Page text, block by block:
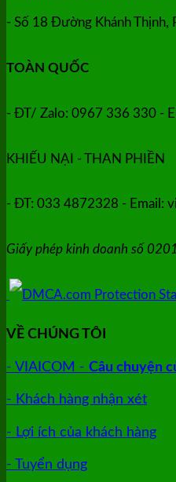
- Số 18 Đường Khánh Thịnh,
TOÀN QUỐC
- ĐT/ Zalo: 0967 336 330 -
KHIẾU NẠI - THAN PHIỀN
- ĐT: 033 4872328 - Email:
Giấy phép kinh doanh số
VỀ CHÚNG TÔI
- VIAICOM - Câu chuyện
- Khách hàng nhận xét
- Lợi ích của khách hàng
- Tuyển dụng